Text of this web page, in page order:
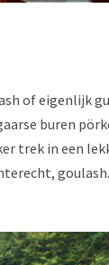
of eigenlijk
buren
trek in een